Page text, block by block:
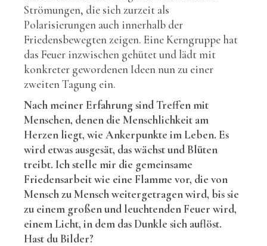
Strömungen, die sich zurzeit als
Polarisierungen auch innerhalb der
Friedensbewegten zeigen. Eine Kerngruppe hat
das Feuer inzwischen gehütet und lädt mit
konkreter gewordenen Ideen nun zu einer
zweiten Tagung ein.
Nach meiner Erfahrung sind Treffen mit
Menschen, denen die Menschlichkeit am
Herzen liegt, wie Ankerpunkte im Leben. Es
wird etwas ausgesät, das wächst und Blüten
treibt. Ich stelle mir die gemeinsame
Friedensarbeit wie eine Flamme vor, die von
Mensch zu Mensch weitergetragen wird, bis sie
zu einem großen und leuchtenden Feuer wird,
einem Licht, in dem das Dunkle sich auflöst.
Hast du Bilder?